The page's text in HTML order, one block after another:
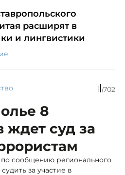
расширят в
и лингвистики
702
8
ждет суд за
сообщению регионального
за участие в